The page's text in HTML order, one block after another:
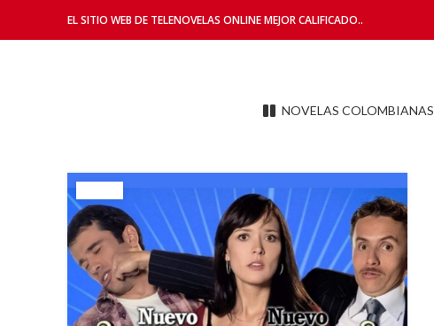
EL SITIO WEB DE TELENOVELAS ONLINE MEJOR CALIFICADO..
NOVELAS COLOMBIANAS